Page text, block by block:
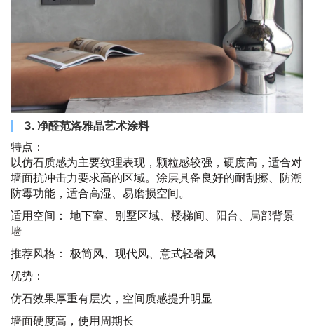
3. 净醛范洛雅晶艺术涂料
特点：
以仿石质感为主要纹理表现，颗粒感较强，硬度高，适合对
墙面抗冲击力要求高的区域。涂层具备良好的耐刮擦、防潮
防霉功能，适合高湿、易磨损空间。
适用空间： 地下室、别墅区域、楼梯间、阳台、局部背景
墙
推荐风格： 极简风、现代风、意式轻奢风
优势：
仿石效果厚重有层次，空间质感提升明显
墙面硬度高，使用周期长